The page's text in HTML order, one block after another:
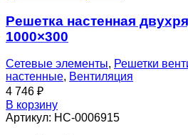
Решетка настенная
1000×300
Сетевые элементы, Решетки
настенные, Вентиляция
4 746 ₽
В корзину
Артикул: НС-0006915